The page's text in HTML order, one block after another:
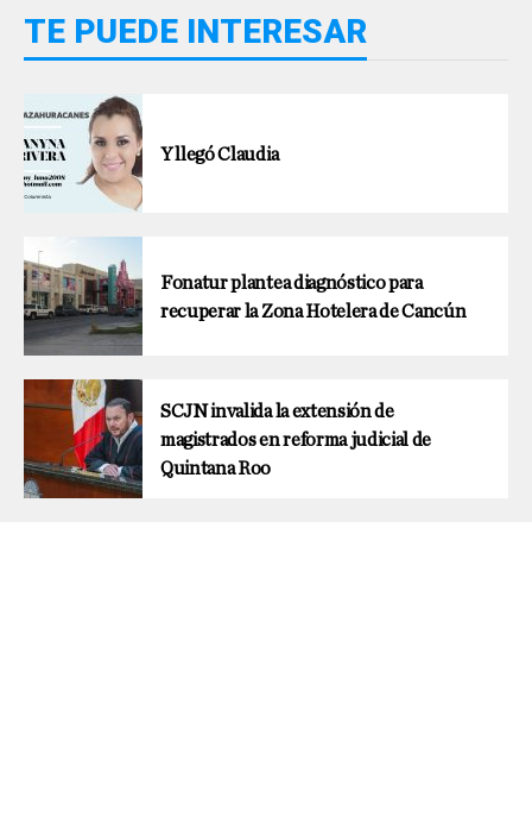
TE PUEDE INTERESAR
Y llegó Claudia
Fonatur plantea diagnóstico para
recuperar la Zona Hotelera de Cancún
SCJN invalida la extensión de
magistrados en reforma judicial de
Quintana Roo